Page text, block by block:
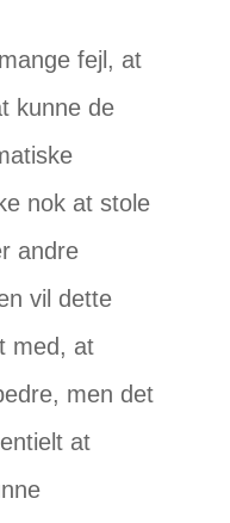
fejl, at
kunne de
nok at stole
andre
vil dette
med, at
men det
at